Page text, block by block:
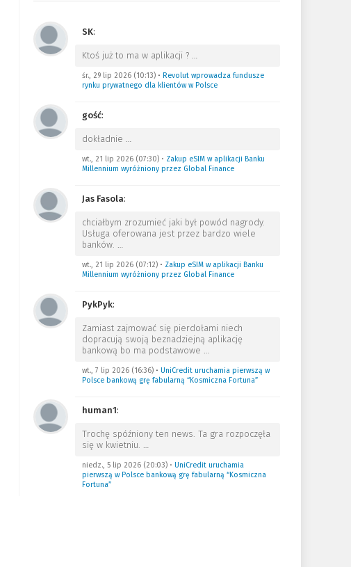
SK:
Ktoś już to ma w aplikacji ? …
śr., 29 lip 2026 (10:13)• Revolut wprowadza fundusze
rynku prywatnego dla klientów w Polsce
gość:
dokładnie …
wt., 21 lip 2026 (07:30)• Zakup eSIM w aplikacji Banku
Millennium wyróżniony przez Global Finance
Jas Fasola:
chciałbym zrozumieć jaki był powód nagrody.
Usługa oferowana jest przez bardzo wiele
banków. …
wt., 21 lip 2026 (07:12)• Zakup eSIM w aplikacji Banku
Millennium wyróżniony przez Global Finance
PykPyk:
Zamiast zajmować się pierdołami niech
dopracują swoją beznadziejną aplikację
bankową bo ma podstawowe …
wt., 7 lip 2026 (16:36)• UniCredit uruchamia pierwszą w
Polsce bankową grę fabularną “Kosmiczna Fortuna”
human1:
Trochę spóźniony ten news. Ta gra rozpoczęła
się w kwietniu. …
niedz., 5 lip 2026 (20:03)• UniCredit uruchamia
pierwszą w Polsce bankową grę fabularną “Kosmiczna
Fortuna”